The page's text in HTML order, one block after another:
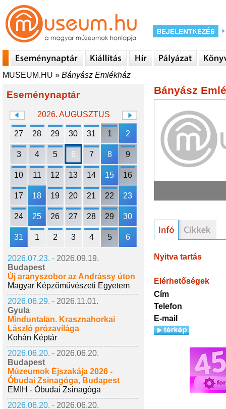
MUSEUM.HU » Bányász Emlékház
Eseménynaptár
2026. AUGUSZTUS
27 28 29 30 31 1 2
3 4 5 6 7 8 9
10 11 12 13 14 15 16
17 18 19 20 21 22 23
24 25 26 27 28 29 30
31 1 2 3 4 5 6
2026.07.23. - 2026.09.19.
Budapest
Új aranyszobor az Andrássy úton
Magyar Képzőművészeti Egyetem
2026.06.29. - 2026.11.01.
Gyula
Minduntalan. Krasznahorkai
László prózavilága
Kohán Képtár
2026.06.20. - 2026.06.20.
Budapest
Múzeumok Éjszakája 2026 -
Óbudai Zsinagóga, Budapest
EMIH - Óbudai Zsinagóga
2026.06.20. - 2026.06.20.
Bányász
Nyitva tartás
Elérhetőségek
Cím
Telefon
E-mail